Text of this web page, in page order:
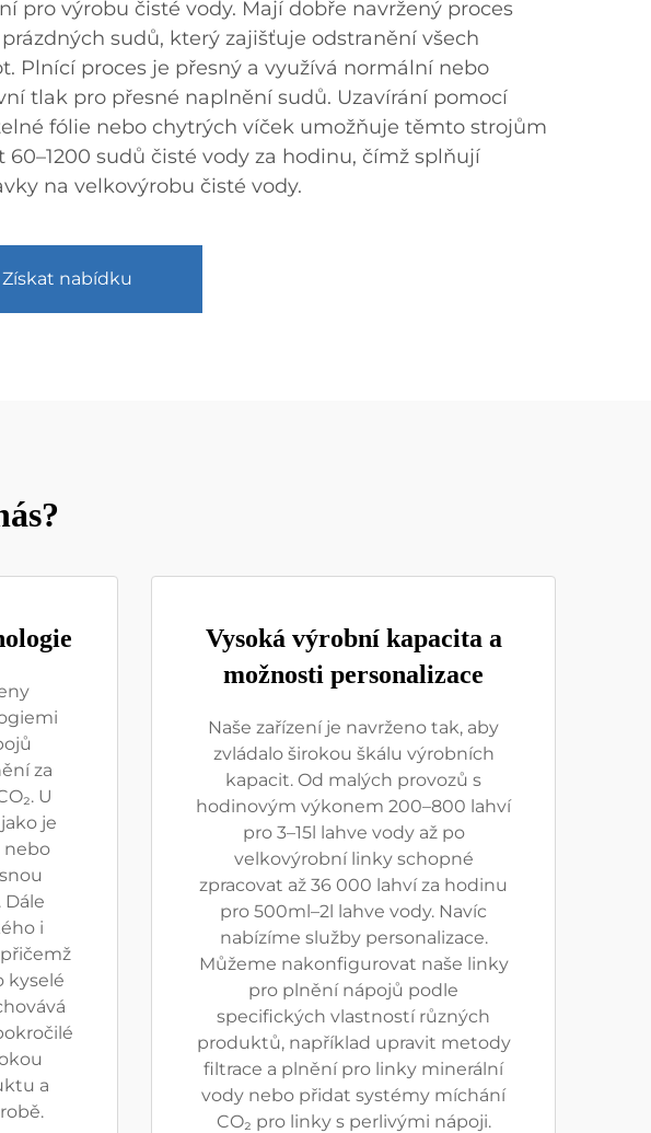
pro výrobu čisté vody. Mají dobře navržený proces
sudů, který zajišťuje odstranění všech
Plnící proces je přesný a využívá normální nebo
tlak pro přesné naplnění sudů. Uzavírání pomocí
fólie nebo chytrých víček umožňuje těmto strojům
60–1200 sudů čisté vody za hodinu, čímž splňují
na velkovýrobu čisté vody.
Získat nabídku
za
U
je
nebo
i
kyselé
a
Vysoká výrobní kapacita a
možnosti personalizace
Naše zařízení je navrženo tak, aby
zvládalo širokou škálu výrobních
kapacit. Od malých provozů s
hodinovým výkonem 200–800 lahví
pro 3–15l lahve vody až po
velkovýrobní linky schopné
zpracovat až 36 000 lahví za hodinu
pro 500ml–2l lahve vody. Navíc
nabízíme služby personalizace.
Můžeme nakonfigurovat naše linky
pro plnění nápojů podle
specifických vlastností různých
produktů, například upravit metody
filtrace a plnění pro linky minerální
vody nebo přidat systémy míchání
CO₂ pro linky s perlivými nápoji.